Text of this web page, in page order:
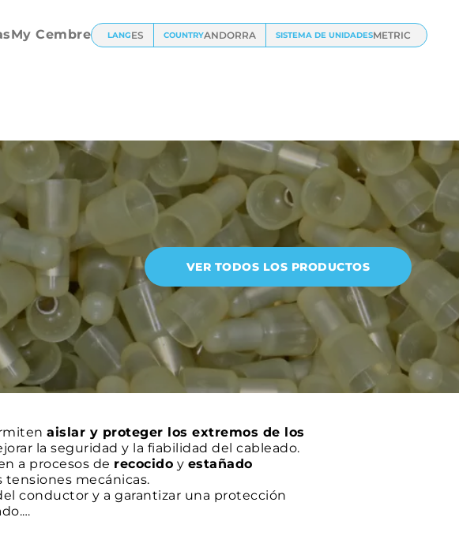
My Cembre LANGES COUNTRYANDORRA SISTEMA DE UNIDADESMETRIC
mecánico
VER TODOS LOS PRODUCTOS
aislar y proteger los extremos de los
la seguridad y la fiabilidad del cableado.
a procesos de recocido y estañado
tensiones mecánicas.
conductor y a garantizar una protección